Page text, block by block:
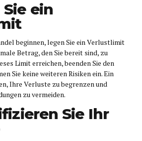
Sie ein
beginnen, legen Sie ein Verlustlimit
Betrag, den Sie bereit sind, zu
Limit erreichen, beenden Sie den
Sie keine weiteren Risiken ein. Ein
Ihre Verluste zu begrenzen und
zu vermeiden.
Sie Ihr